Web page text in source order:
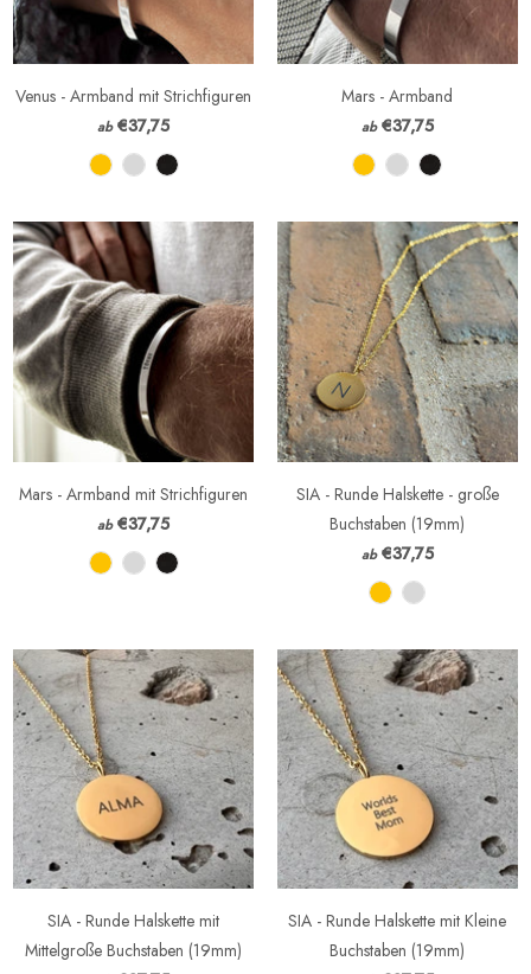
Venus - Armband mit Strichfiguren
ab €37,75
Mars - Armband
ab €37,75
Mars - Armband mit Strichfiguren
ab €37,75
SIA - Runde Halskette - große
Buchstaben (19mm)
ab €37,75
SIA - Runde Halskette mit
Mittelgroße Buchstaben (19mm)
SIA - Runde Halskette mit Kleine
Buchstaben (19mm)